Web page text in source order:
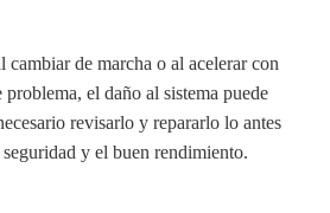
cambiar de marcha o al acelerar con
el daño al sistema puede
revisarlo y repararlo lo antes
y el buen rendimiento.